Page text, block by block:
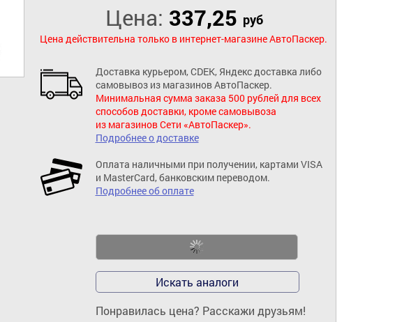
Цена: 337,25 руб
Цена действительна только в интернет-магазине АвтоПаскер.
Доставка курьером, CDEK, Яндекс доставка либо
самовывоз из магазинов АвтоПаскер.
Минимальная сумма заказа 500 рублей для всех
способов доставки, кроме самовывоза
из магазинов Сети «АвтоПаскер».
Подробнее о доставке
Оплата наличными при получении, картами VISA
и MasterCard, банковским переводом.
Подробнее об оплате
Искать аналоги
Понравилась цена? Расскажи друзьям!